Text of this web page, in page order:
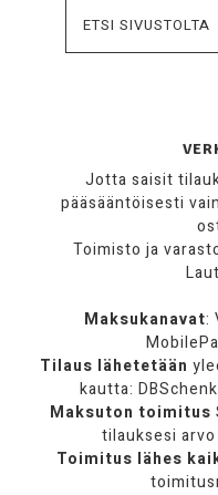
Jotta saisit
pääsääntöisesti
Toimisto ja
Maksukanavat:
Tilaus lähetetään
kautta:
Maksuton toimitus
tilauksesi
Toimitus lähes